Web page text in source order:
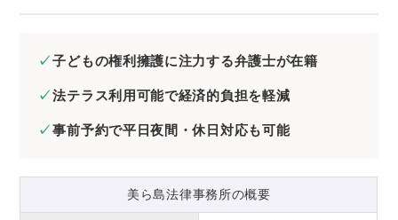
子どもの権利擁護に注力する弁護士が在籍
法テラス利用可能で経済的負担を軽減
事前予約で平日夜間・休日対応も可能
美ら島法律事務所の概要